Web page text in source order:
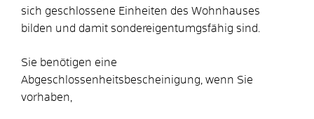
sich geschlossene Einheiten des Wohnhauses
bilden und damit sondereigentumgsfähig sind.
Sie benötigen eine
Abgeschlossenheitsbescheinigung, wenn Sie
vorhaben,